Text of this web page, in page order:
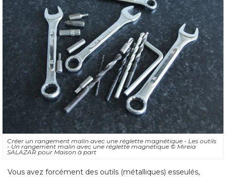
Créer un rangement malin avec une réglette magnétique - Les outils
- Un rangement malin avec une réglette magnétique © Mireia
SALAZAR pour Maison à part
Vous avez forcément des outils (métalliques) esseulés,
prêtés, donnés, dont vous n'avez plus toute la série
complète, etc.
Rassemblez vos orphelins pour faire le point de ce que vous